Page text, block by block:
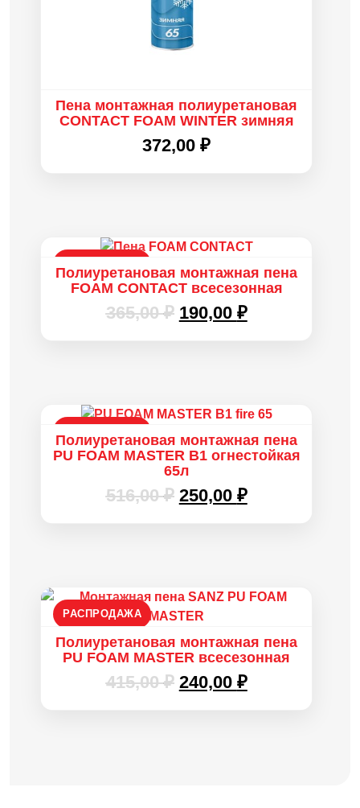
Пена монтажная полиуретановая
CONTACT FOAM WINTER зимняя
372,00₽
Полиуретановая монтажная пена
FOAM CONTACT всесезонная
365,00₽ Первоначальная
190,00 ₽Текущая
Полиуретановая монтажная пена
PU FOAM MASTER B1 огнестойкая
65л
516,00₽ Первоначальная
250,00 ₽Текущая
РАСПРОДАЖА
Полиуретановая монтажная пена
PU FOAM MASTER всесезонная
415,00₽ Первоначальная
240,00 ₽Текущая